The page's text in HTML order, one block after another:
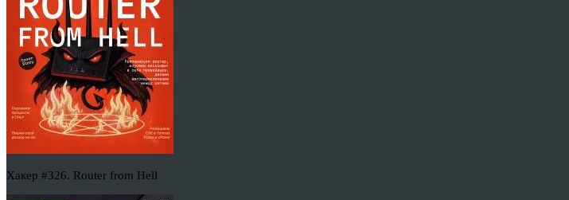
Хакер #326. Router from Hell